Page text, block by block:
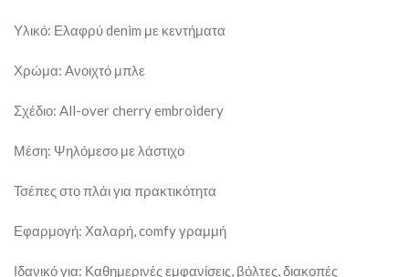
Υλικό: Ελαφρύ denim με κεντήματα
Χρώμα: Ανοιχτό μπλε
Σχέδιο: All-over cherry embroidery
Μέση: Ψηλόμεσο με λάστιχο
Τσέπες στο πλάι για πρακτικότητα
Εφαρμογή: Χαλαρή, comfy γραμμή
Ιδανικό για: Καθημερινές εμφανίσεις, βόλτες, διακοπές